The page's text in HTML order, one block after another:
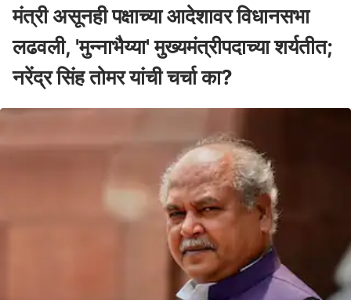
मंत्री असूनही पक्षाच्या आदेशावर विधानसभा
लढवली, 'मुन्नाभैय्या' मुख्यमंत्रीपदाच्या शर्यतीत;
नरेंद्र सिंह तोमर यांची चर्चा का?